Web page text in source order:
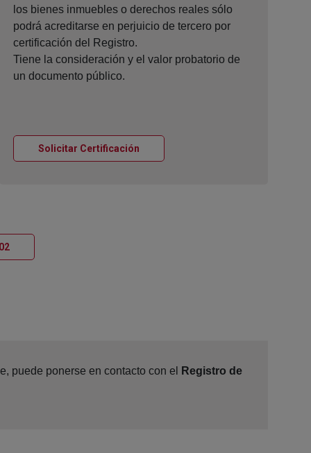
los bienes inmuebles o derechos reales sólo
podrá acreditarse en perjuicio de tercero por
certificación del Registro.
Tiene la consideración y el valor probatorio de
un documento público.
Solicitar Certificación
puede ponerse en contacto con el Registro de